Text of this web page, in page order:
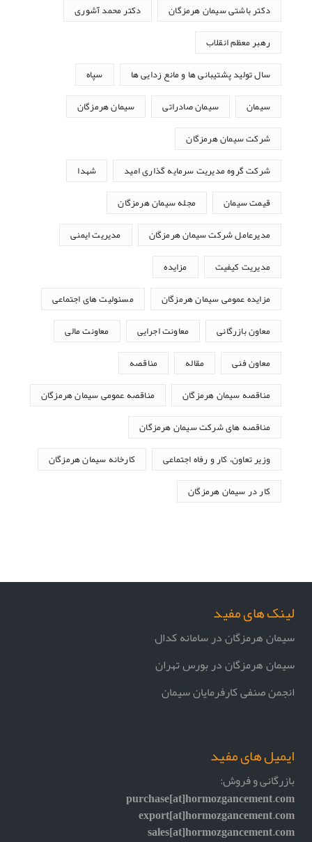
دکتر باشتی سیمان هرمزگان دکتر محمد آشوری
رهبر معظم انقلاب
سال تولید پشتیبانی ها و مانع زدایی ها سپاه
سیمان سیمان صادراتی سیمان هرمزگان
شرکت سیمان هرمزگان
شرکت گروه مدیریت سرمایه گذاری امید شهدا
قیمت سیمان مجله سیمان هرمزگان
مدیرعامل شرکت سیمان هرمزگان مدیریت ایمنی
مدیریت کیفیت مزایده
مزایده عمومی سیمان هرمزگان مسئولیت های اجتماعی
معاون بازرگانی معاونت اجرایی معاونت مالی
معاون فنی مقاله مناقصه
مناقصه سیمان هرمزگان مناقصه عمومی سیمان هرمزگان
مناقصه های شرکت سیمان هرمزگان
وزیر تعاون، کار و رفاه اجتماعی کارخانه سیمان هرمزگان
کار در سیمان هرمزگان
لینک های مفید
سیمان هرمزگان در سامانه کدال
سیمان هرمزگان در بورس تهران
انجمن صنفی کارفرمایان سیمان
ایمیل های مفید
بازرگانی و فروش:
purchase[at]hormozgancement.com
export[at]hormozgancement.com
sales[at]hormozgancement.com